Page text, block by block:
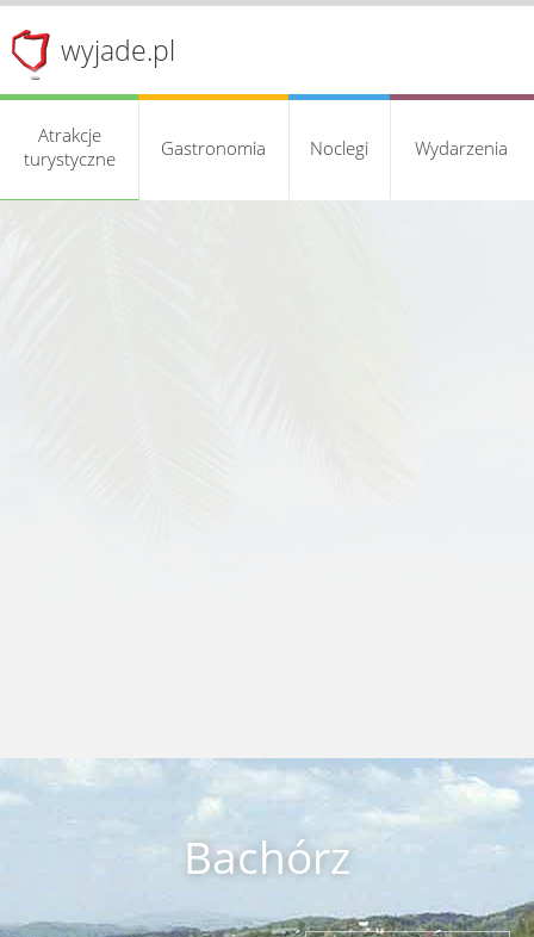
wyjade.pl
Atrakcje
turystyczne
Gastronomia Noclegi Wydarzenia
Bachórz